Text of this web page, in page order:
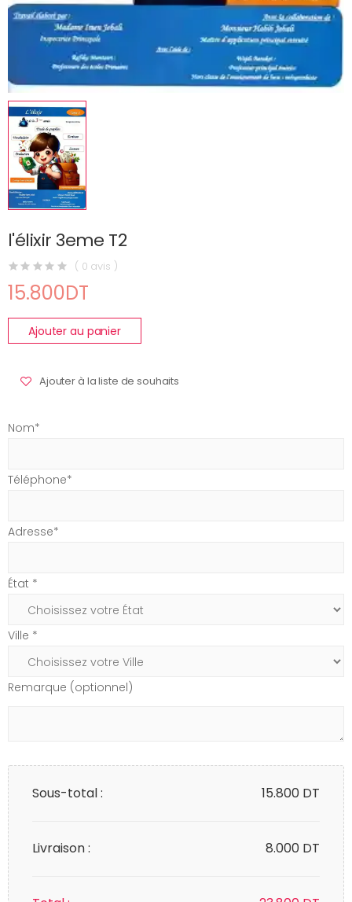
l'élixir 3eme T2
( 0 avis )
15.800DT
Ajouter au panier
Ajouter à la liste de souhaits
Nom*
Téléphone*
Adresse*
État *
Ville *
Remarque (optionnel)
Sous-total : 15.800 DT
Livraison : 8.000 DT